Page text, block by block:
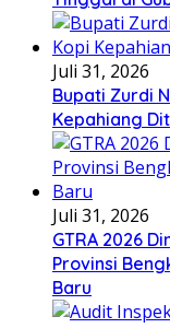
Juli 31, 2026
Bupati Zurdi
Kepahiang
Juli 31, 2026
GTRA 2026
Provinsi
Baru